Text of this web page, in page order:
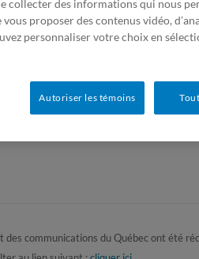
2008 | Observatoire de la culture et des
Québec
communications du Québec ont été
collecter des informations qui nous
proposer des contenus vidéo,
personnaliser votre choix en
Autoriser les témoins